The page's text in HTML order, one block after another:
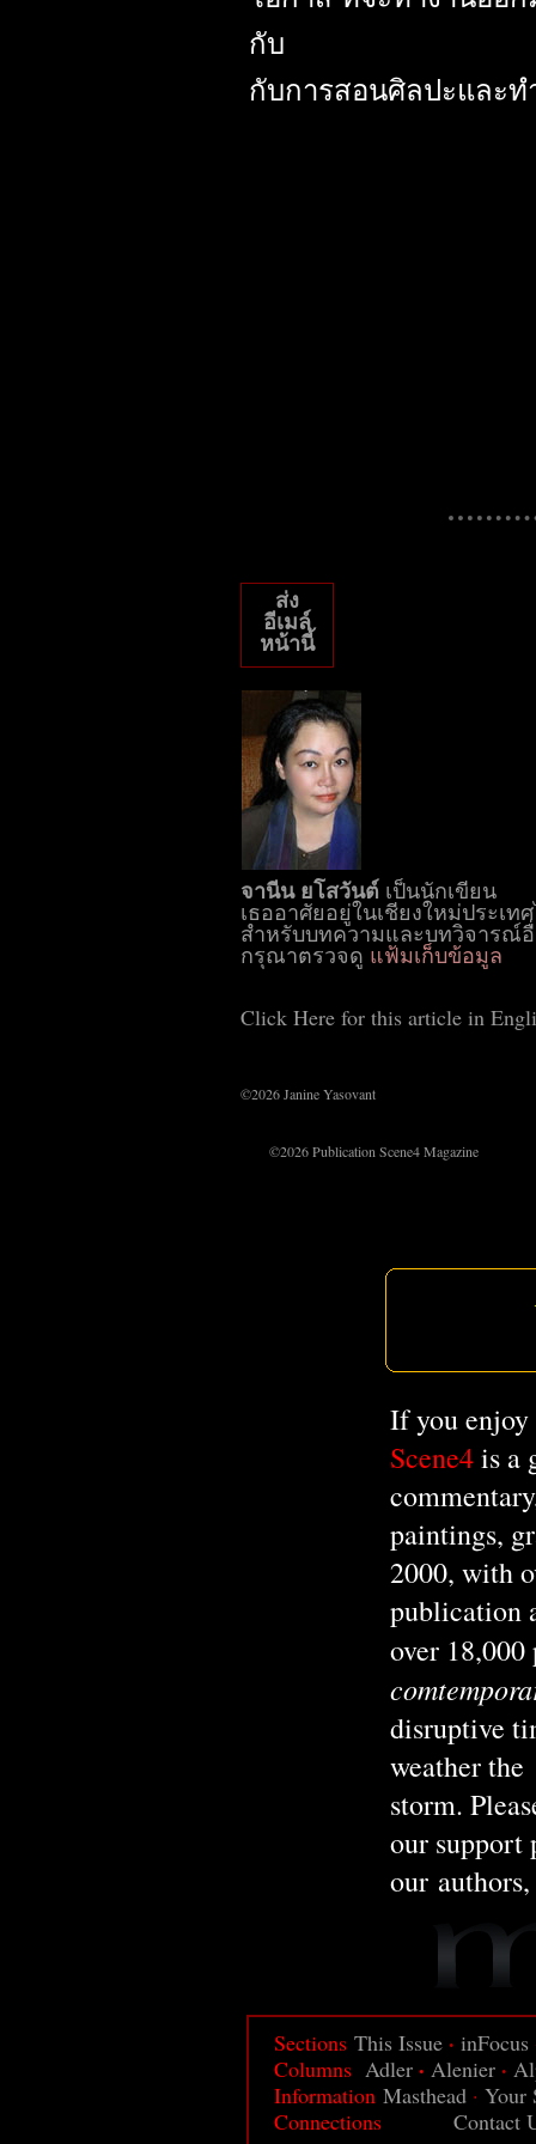
กับ
กับการสอนศิลปะและท
ส่ง
อีเมล์
หน้านี้
จานีน ยโสวันต์ เป็นนักเขียน
เธออาศัยอยู่ในเชียงใหม่ประเท
สำหรับบทความและบทวิจารณ์
กรุณาตรวจดู แฟ้มเก็บข้อมูล
Click Here for this article in
©2026 Janine Yasovant
        ©2026 Publication Scene4 Magazine
If you enjoy
Scene4is a
paintings,
2000, with
publication
over 18,000
disruptive
weather the
storm.
our support
our
Sections This Issue · inFocus
Columns Adler · Alenier ·
Information Masthead · Your
Connections
Contact